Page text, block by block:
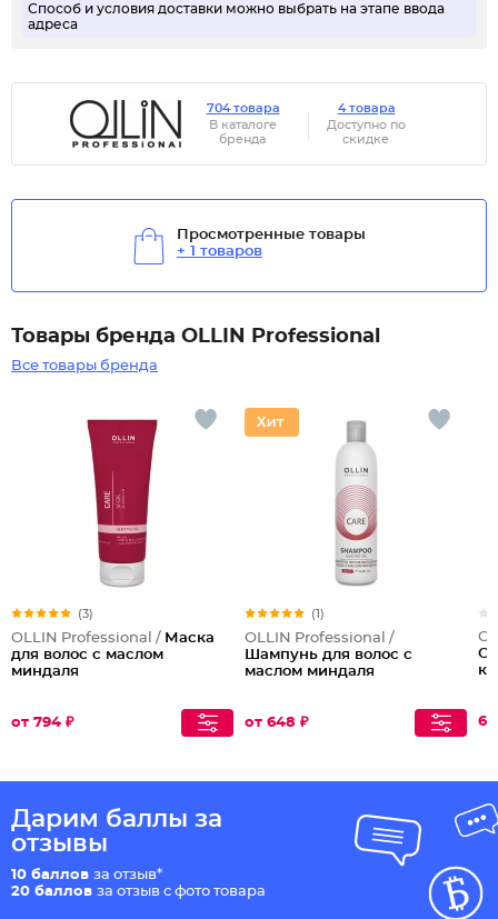
Способ и условия доставки можно выбрать на этапе ввода
адреса
704 товара
В каталоге
бренда
4 товара
Доступно по
скидке
Просмотренные товары
+ 1 товаров
Товары бренда OLLIN Professional
Все товары бренда
(3)
OLLIN Professional / Маска
для волос с маслом
миндаля
от 794 ₽
(1)
OLLIN Professional /
Шампунь для волос с
маслом миндаля
от 648 ₽
Дарим баллы за
отзывы
10 баллов за отзыв*
20 баллов за отзыв с фото товара